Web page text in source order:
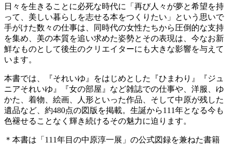
日々を生きることに必死な時代に「再び人々が夢と希望を持
って、美しい暮らしを志せる本をつくりたい」という思いで
手がけた数々の仕事は、同時代の女性たちから圧倒的な支持
を集め、美の本質を追い求めた姿勢とその表現は、今なお新
鮮なものとして後生のクリエイターにも大きな影響を与えて
います。
本書では、『それいゆ』をはじめとした『ひまわり』『ジュ
ニアそれいゆ』『女の部屋』など雑誌での仕事や、洋服、ゆ
かた、着物、絵画、人形といった作品、そして中原が残した
遺品など、約480点の図版を掲載。生誕から111年となる今も
色褪せることなく輝き続けるその魅力に迫ります。
＊本書は「111年目の中原淳一展」の公式図録を兼ねた書籍